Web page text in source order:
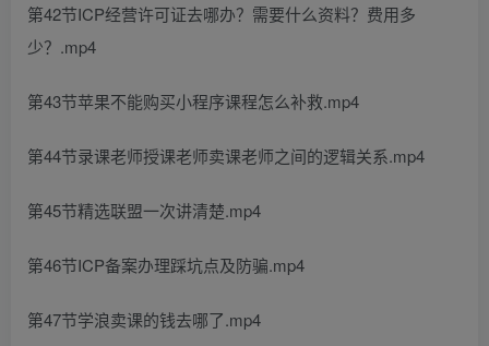
第42节ICP经营许可证去哪办？需要什么资料？费用多
少？.mp4
第43节苹果不能购买小程序课程怎么补救.mp4
第44节录课老师授课老师卖课老师之间的逻辑关系.mp4
第45节精选联盟一次讲清楚.mp4
第46节ICP备案办理踩坑点及防骗.mp4
第47节学浪卖课的钱去哪了.mp4